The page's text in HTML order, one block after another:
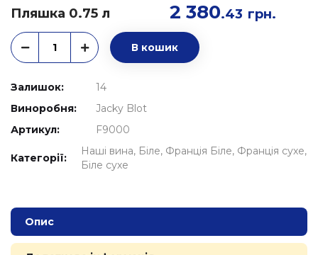
Пляшка 0.75 л 2 380.43 грн.
В кошик
Залишок:
14
Виноробня:
Jacky Blot
Артикул:
F9000
Категорії:
Наші вина Біле Франція Біле Франція сухе
Біле сухе
Опис